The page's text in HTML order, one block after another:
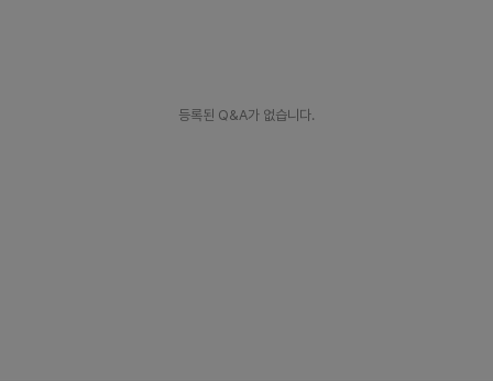
등록된 Q&A가 없습니다.